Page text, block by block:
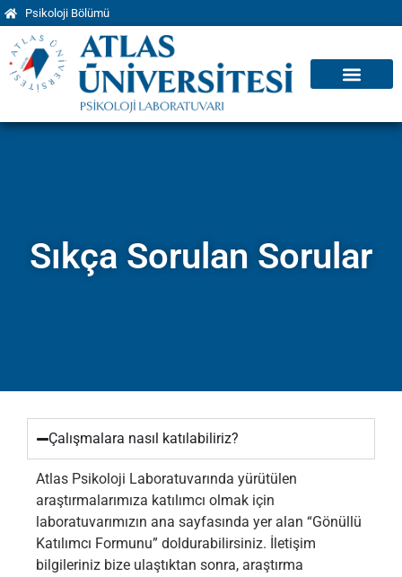
Psikoloji Bölümü
Sıkça Sorulan Sorular
Çalışmalara nasıl katılabiliriz?
Atlas Psikoloji Laboratuvarında yürütülen
araştırmalarımıza katılımcı olmak için
laboratuvarımızın ana sayfasında yer alan “Gönüllü
Katılımcı Formunu” doldurabilirsiniz. İletişim
bilgileriniz bize ulaştıktan sonra, araştırma